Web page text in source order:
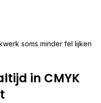
soms minder fel lijken
in CMYK